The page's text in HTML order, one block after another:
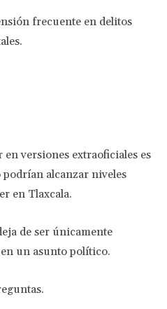
frecuente en delitos
versiones extraoficiales es
podrían alcanzar niveles
en Tlaxcala.
de ser únicamente
un asunto político.